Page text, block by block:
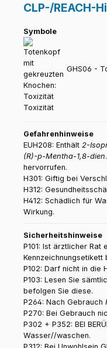
CLP-/REACH-
Symbole
GHS06 -
Toxizität
Gefahrenhinweise
EUH208: Enthält 2-
(R)-p-Mentha-1,8-dien
hervorrufen.
H301: Giftig bei
H312:
H412: Schädlich für
Wirkung.
Sicherheitshinweise
P101: Ist ärztlicher
Kennzeichnungsetikett
P102: Darf nicht in die
P103: Lesen Sie
befolgen Sie diese.
P264: Nach Gebrauch
P270: Bei Gebrauch
P302 + P352: BEI
Wasser//waschen.